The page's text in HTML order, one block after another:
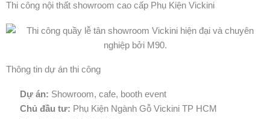
Thi công nội thất showroom cao cấp Phụ Kiện Vickini
Thông tin dự án thi công
Dự án: Showroom, cafe, booth event
Chủ đầu tư: Phụ Kiện Ngành Gỗ Vickini TP HCM